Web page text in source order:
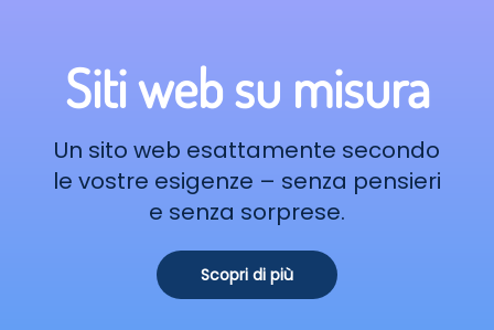
Siti web su misura
Un sito web esattamente secondo
le vostre esigenze – senza pensieri
e senza sorprese.
Scopri di più